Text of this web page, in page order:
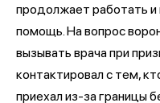
продолжает работать
помощь. На вопрос
вызывать врача при
контактировал с тем,
приехал из-за границы